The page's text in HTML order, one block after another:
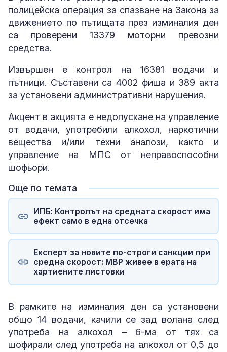
полицейска операция за спазване на Закона за
движението по пътищата през изминалия ден
са проверени 13379 моторни превозни
средства.
Извършен е контрол на 16381 водачи и
пътници. Съставени са 4002 фиша и 389 акта
за установени административни нарушения.
Акцент в акцията е недопускане на управление
от водачи, употребили алкохол, наркотични
вещества и/или техни аналози, както и
управление на МПС от неправоспособни
шофьори.
Още по темата
ИПБ: Контролът на средната скорост има
ефект само в една отсечка
Експерт за новите по-строги санкции при
средна скорост: МВР живее в ерата на
хартиените листовки
В рамките на изминалия ден са установени
общо 14 водачи, качили се зад волана след
употреба на алкохол – 6-ма от тях са
шофирали след употреба на алкохол от 0,5 до